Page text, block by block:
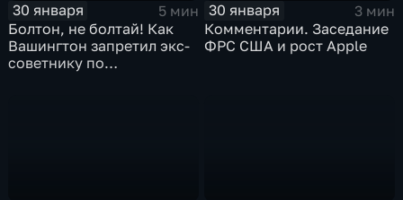
30 января
5 мин
Болтон, не болтай! Как
Вашингтон запретил экс-
советнику по
30 января
3 мин
Комментарии. Заседание
ФРС США и рост Apple